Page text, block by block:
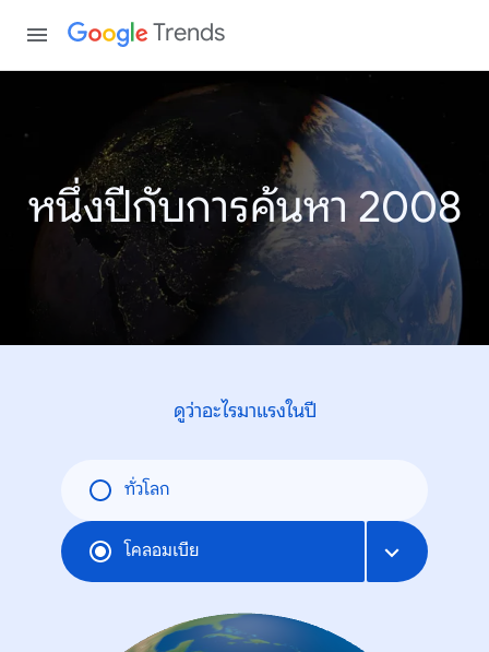
Trends
หนึ่งปีกับการค้นหา 2008
ดูว่าอะไรมาแรงในปี
ทั่วโลก
โคลอมเบีย